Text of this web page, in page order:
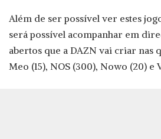
Além de ser possível ver estes
será possível acompanhar em
abertos que a DAZN vai criar nas
Meo (15), NOS (300), Nowo (20) e